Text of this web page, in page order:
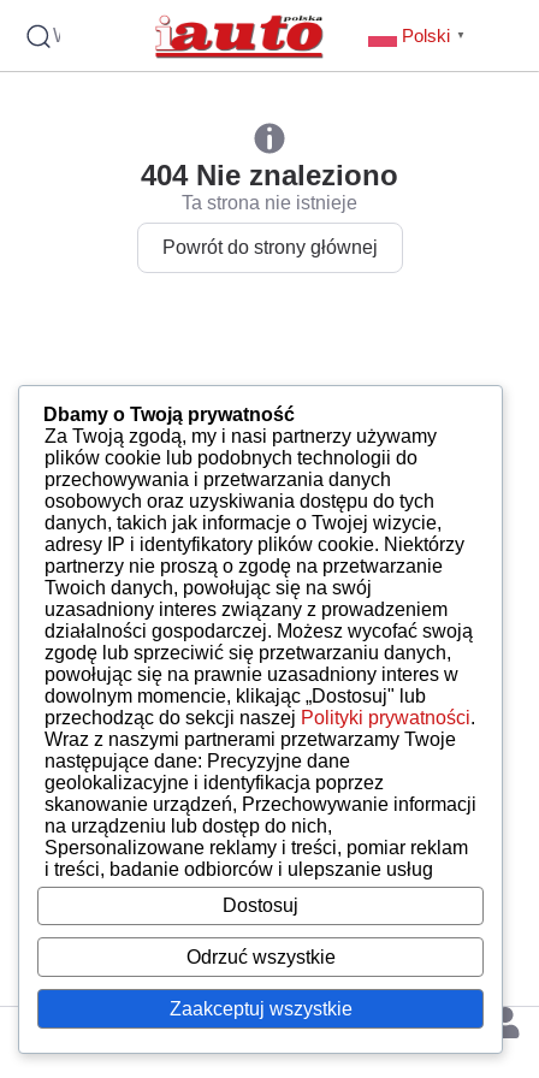
Wyszukaj Polski ▼
404 Nie znaleziono
Ta strona nie istnieje
Powrót do strony głównej
Dbamy o Twoją prywatność
Za Twoją zgodą, my i nasi partnerzy używamy
plików cookie lub podobnych technologii do
przechowywania i przetwarzania danych
osobowych oraz uzyskiwania dostępu do tych
danych, takich jak informacje o Twojej wizycie,
adresy IP i identyfikatory plików cookie. Niektórzy
partnerzy nie proszą o zgodę na przetwarzanie
Twoich danych, powołując się na swój
uzasadniony interes związany z prowadzeniem
działalności gospodarczej. Możesz wycofać swoją
zgodę lub sprzeciwić się przetwarzaniu danych,
powołując się na prawnie uzasadniony interes w
dowolnym momencie, klikając „Dostosuj" lub
przechodząc do sekcji naszej Polityki prywatności.
Wraz z naszymi partnerami przetwarzamy Twoje
następujące dane: Precyzyjne dane
geolokalizacyjne i identyfikacja poprzez
skanowanie urządzeń, Przechowywanie informacji
na urządzeniu lub dostęp do nich,
Spersonalizowane reklamy i treści, pomiar reklam
i treści, badanie odbiorców i ulepszanie usług
Dostosuj
Odrzuć wszystkie
Zaakceptuj wszystkie